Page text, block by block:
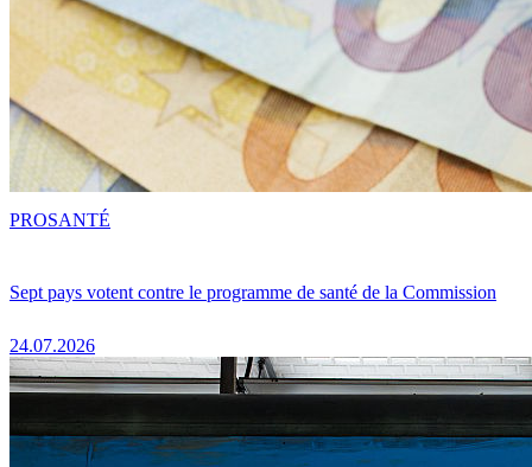
Sept pays votent contre le programme de santé de la Commission
24.07.2026
PROSANTÉ